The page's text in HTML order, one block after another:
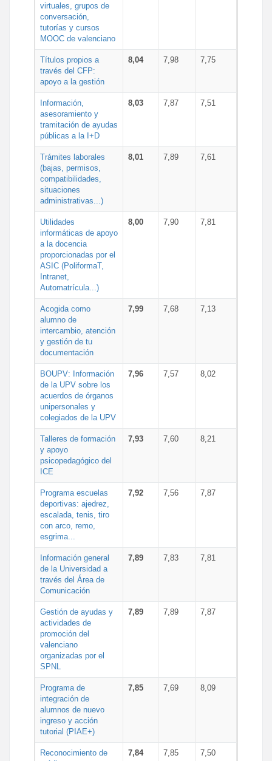
virtuales, grupos de
conversación,
tutorías y cursos
MOOC de valenciano
Títulos propios a
través del CFP:
apoyo a la gestión
8,04 7,98 7,75
Información,
asesoramiento y
tramitación de ayudas
públicas a la I+D
8,03 7,87 7,51
Trámites laborales
(bajas, permisos,
compatibilidades,
situaciones
administrativas...)
8,01 7,89 7,61
Utilidades
informáticas de apoyo
a la docencia
proporcionadas por el
ASIC (PoliformaT,
Intranet,
Automatrícula...)
8,00 7,90 7,81
Acogida como
alumno de
intercambio, atención
y gestión de tu
documentación
7,99 7,68 7,13
BOUPV: Información
de la UPV sobre los
acuerdos de órganos
unipersonales y
colegiados de la UPV
7,96 7,57 8,02
Talleres de formación
y apoyo
psicopedagógico del
ICE
7,93 7,60 8,21
Programa escuelas
deportivas: ajedrez,
escalada, tenis, tiro
con arco, remo,
esgrima...
7,92 7,56 7,87
Información general
de la Universidad a
través del Área de
Comunicación
7,89 7,83 7,81
Gestión de ayudas y
actividades de
promoción del
valenciano
organizadas por el
SPNL
7,89 7,89 7,87
Programa de
integración de
alumnos de nuevo
ingreso y acción
tutorial (PIAE+)
7,85 7,69 8,09
Reconocimiento de
7,84 7,85 7,50